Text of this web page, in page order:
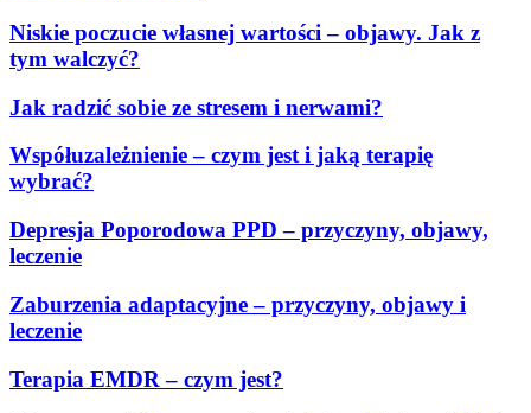
Niskie poczucie własnej wartości – objawy. Jak z
tym walczyć?
Jak radzić sobie ze stresem i nerwami?
Współuzależnienie – czym jest i jaką terapię
wybrać?
Depresja Poporodowa PPD – przyczyny, objawy,
leczenie
Zaburzenia adaptacyjne – przyczyny, objawy i
leczenie
Terapia EMDR – czym jest?